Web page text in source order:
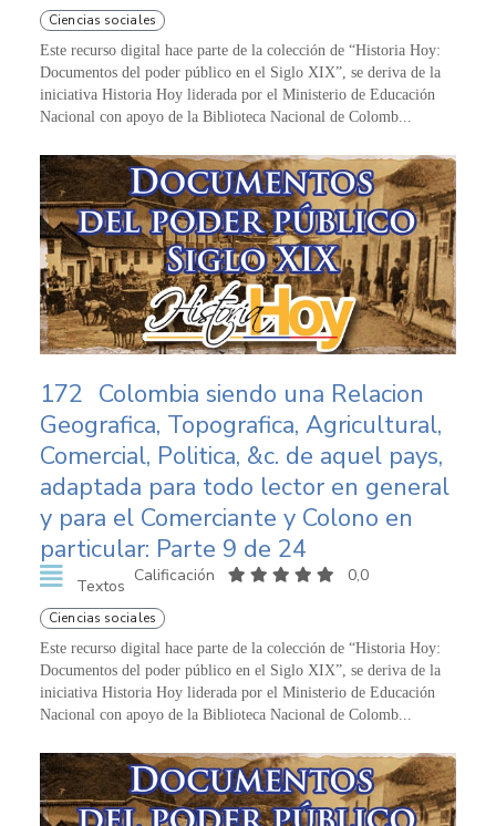
Ciencias sociales
Este recurso digital hace parte de la colección de “Historia Hoy:
Documentos del poder público en el Siglo XIX”, se deriva de la
iniciativa Historia Hoy liderada por el Ministerio de Educación
Nacional con apoyo de la Biblioteca Nacional de Colomb...
172 Colombia siendo una Relacion
Geografica, Topografica, Agricultural,
Comercial, Politica, &c. de aquel pays,
adaptada para todo lector en general
y para el Comerciante y Colono en
particular: Parte 9 de 24
Textos
Calificación 0,0
Ciencias sociales
Este recurso digital hace parte de la colección de “Historia Hoy:
Documentos del poder público en el Siglo XIX”, se deriva de la
iniciativa Historia Hoy liderada por el Ministerio de Educación
Nacional con apoyo de la Biblioteca Nacional de Colomb...